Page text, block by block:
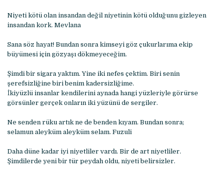
Niyeti kötü olan insandan değil niyetinin kötü olduğunu gizleyen
insandan kork. Mevlana
Sana söz hayat! Bundan sonra kimseyi göz çukurlarıma ekip
büyümesi için gözyaşı dökmeyeceğim.
Şimdi bir sigara yaktım. Yine iki nefes çektim. Biri senin
şerefsizliğine biri benim kadersizliğime.
İkiyüzlü insanlar kendilerini aynada hangi yüzleriyle görürse
görsünler gerçek onların iki yüzünü de sergiler.
Ne senden rüku artık ne de benden kıyam. Bundan sonra;
selamun aleyküm aleyküm selam. Fuzuli
Daha düne kadar iyi niyetliler vardı. Bir de art niyetliler.
Şimdilerde yeni bir tür peydah oldu, niyeti belirsizler.